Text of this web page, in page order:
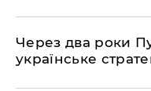
Через два роки
українське